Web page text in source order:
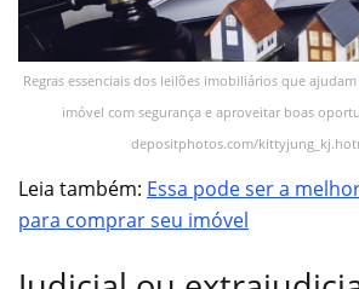
Regras essenciais dos leilões imobiliários que
imóvel com segurança e aproveitar boas
depositphotos.com/
Leia também: Essa pode ser a
para comprar seu imóvel